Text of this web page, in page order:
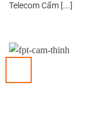
Telecom Cẩm [...]